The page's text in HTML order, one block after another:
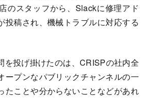
のスタッフから、Slackに修理アド
投稿され、機械トラブルに対応する
投げ掛けたのは、CRISPの社内全
ープンなパブリックチャンネルの一
たことや分からないことなどがあれ